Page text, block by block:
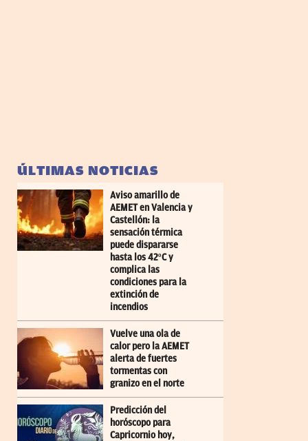
ÚLTIMAS NOTICIAS
Aviso amarillo de
AEMET en Valencia y
Castellón: la
sensación térmica
puede dispararse
hasta los 42ºC y
complica las
condiciones para la
extinción de
incendios
Vuelve una ola de
calor pero la AEMET
alerta de fuertes
tormentas con
granizo en el norte
Predicción del
horóscopo para
Capricornio hoy,